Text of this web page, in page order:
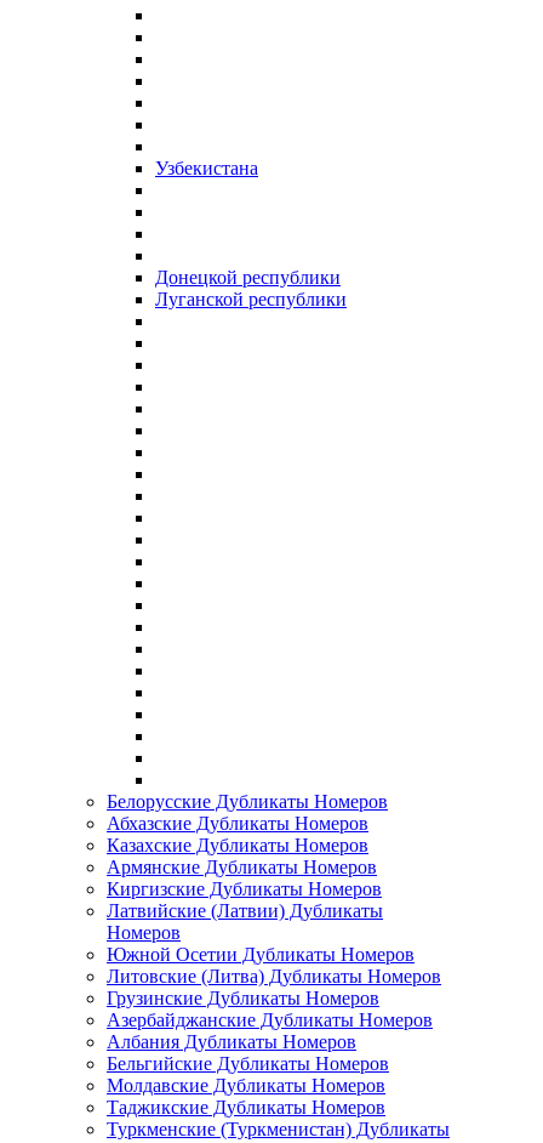
Узбекистана
Донецкой республики
Луганской республики
Белорусские Дубликаты Номеров
Абхазские Дубликаты Номеров
Казахские Дубликаты Номеров
Армянские Дубликаты Номеров
Киргизские Дубликаты Номеров
Латвийские (Латвии) Дубликаты
Номеров
Южной Осетии Дубликаты Номеров
Литовские (Литва) Дубликаты Номеров
Грузинские Дубликаты Номеров
Азербайджанские Дубликаты Номеров
Албания Дубликаты Номеров
Бельгийские Дубликаты Номеров
Молдавские Дубликаты Номеров
Таджикские Дубликаты Номеров
Туркменские (Туркменистан) Дубликаты